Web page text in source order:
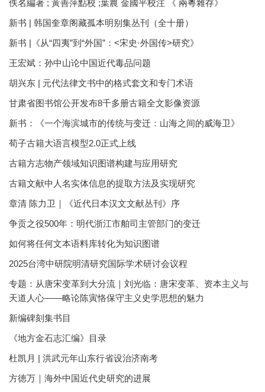
佚名編著 ; 黃善萍點校 ;葉農 金國平校注 《 兩粵雜存》
新书 | 韩国奎章阁藏孤本明别集丛刊（全十册）
新书 |《从“四夷”到“外国”：<宋史·外国传>研究》
王宏斌：孙中山论中国近代毒品问题
胡兴东 | 元代法律文书中的格式套文和专门术语
甘肃省图书馆公开发布8千多册古籍全文影像资源
新书：《一个海滨城市的传统与变迁：山海之间的威海卫》
荀子古籍大语言模型2.0正式上线
古籍方志物产领域知识图谱构建与应用研究
古籍文献中人名实体信息的提取方法及实现研究
章清 陈力卫｜《近代日本汉文文献丛刊》序
争贡之役500年：明代浙江市舶司主管部门的变迁
如何将任何文本语料库转化为知识图谱
2025台湾中研院明清研究国际学术研讨会议程
专题：从唐宋变革到大分流｜刘光临：唐宋变革、资本主义与
天道人心——略论陈寅恪保守主义史学思想的魅力
新编碑刻集书目
《地方金石志汇编》目录
杜凯月 | 洪武元年山东行省设治济南考
方徳万｜海外中国近代史研究的进展